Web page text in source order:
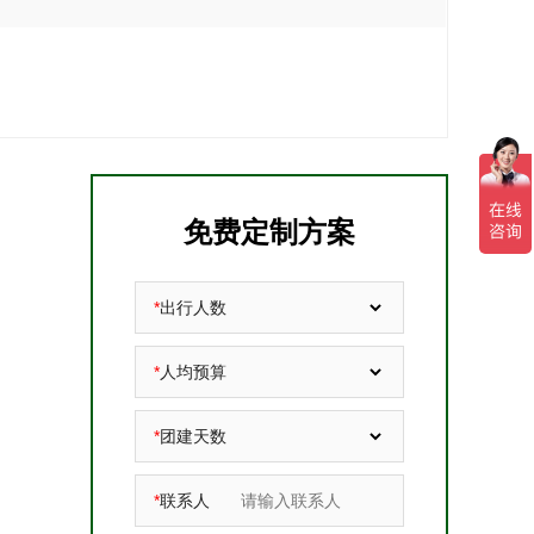
免费定制方案
*出行人数
*人均预算
*团建天数
*联系人